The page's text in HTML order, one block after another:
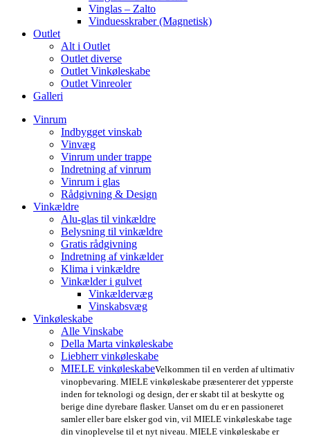
Vinglas – Zalto
Vinduesskraber (Magnetisk)
Outlet
Alt i Outlet
Outlet diverse
Outlet Vinkøleskabe
Outlet Vinreoler
Galleri
Vinrum
Indbygget vinskab
Vinvæg
Vinrum under trappe
Indretning af vinrum
Vinrum i glas
Rådgivning & Design
Vinkældre
Alu-glas til vinkældre
Belysning til vinkældre
Gratis rådgivning
Indretning af vinkælder
Klima i vinkældre
Vinkælder i gulvet
Vinkældervæg
Vinskabsvæg
Vinkøleskabe
Alle Vinskabe
Della Marta vinkøleskabe
Liebherr vinkøleskabe
MIELE vinkøleskabeVelkommen til en verden af ultimativ
vinopbevaring. MIELE vinkøleskabe præsenterer det ypperste
inden for teknologi og design, der er skabt til at beskytte og
berige dine dyrebare flasker. Uanset om du er en passioneret
samler eller bare elsker god vin, vil MIELE vinkøleskabe tage
din vinoplevelse til et nyt niveau. MIELE vinkøleskabe er